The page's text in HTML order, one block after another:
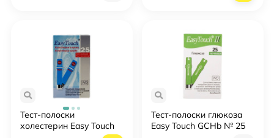
Тест-полоски
холестерин Easy Touch
Тест-полоски глюкоза
Easy Touch GCHb № 25